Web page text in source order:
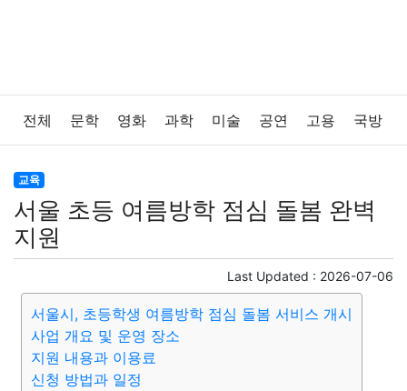
전체 문학 영화 과학 미술 공연 고용 국방
법률
보건 질병 가요 방송 일상 주식 암호화폐
반려동물 패션 미용
증권 인테리어 요리 상품리뷰 원예 금융
게임 스포츠 사진
교육
서울 초등 여름방학 점심 돌봄 완벽
지원
Last Updated : 2026-07-06
서울시, 초등학생 여름방학 점심 돌봄 서비스 개시
사업 개요 및 운영 장소
지원 내용과 이용료
신청 방법과 일정